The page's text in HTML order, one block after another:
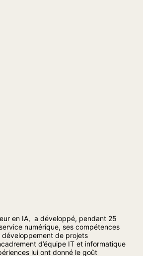
en IA, a développé, pendant 25
numérique, ses compétences
de projets
d’équipe IT et informatique
lui ont donné le goût